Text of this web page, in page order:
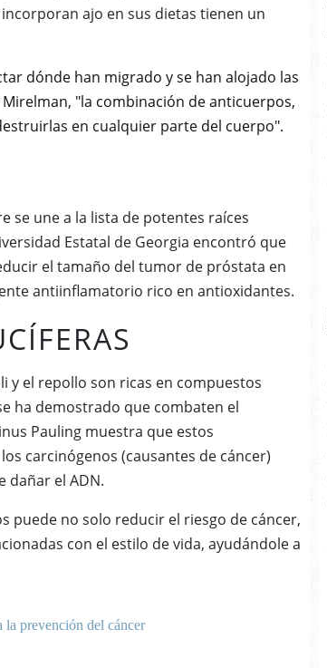
ajo en sus dietas tienen un
dónde han migrado y se han alojado las
"la combinación de anticuerpos,
en cualquier parte del cuerpo".
se une a la lista de potentes raíces
Estatal de Georgia encontró que
el tamaño del tumor de próstata en
antiinflamatorio rico en antioxidantes.
y el repollo son ricas en compuestos
ha demostrado que combaten el
Pauling muestra que estos
carcinógenos (causantes de cáncer)
dañar el ADN.
puede no solo reducir el riesgo de cáncer,
con el estilo de vida, ayudándole a